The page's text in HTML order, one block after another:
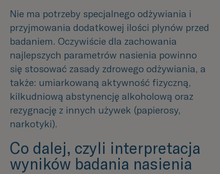
Nie ma potrzeby specjalnego odżywiania i
przyjmowania dodatkowej ilości płynów przed
badaniem. Oczywiście dla zachowania
najlepszych parametrów nasienia powinno
się stosować zasady zdrowego odżywiania, a
także: umiarkowaną aktywność fizyczną,
kilkudniową abstynencję alkoholową oraz
rezygnację z innych używek (papierosy,
narkotyki).
Co dalej, czyli interpretacja
wyników badania nasienia